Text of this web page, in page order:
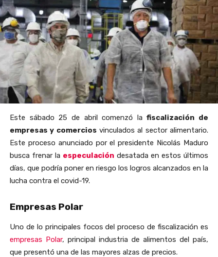
Este sábado 25 de abril comenzó lafiscalización de
empresas y comercios vinculados al sector alimentario.
Este proceso anunciado por el presidente Nicolás Maduro
busca frenar la especulación desatada en estos últimos
días, que podría poner en riesgo los logros alcanzados en la
lucha contra el covid-19.
Empresas Polar
Uno de lo principales focos del proceso de fiscalización es
empresas Polar, principal industria de alimentos del país,
que presentó una de las mayores alzas de precios.